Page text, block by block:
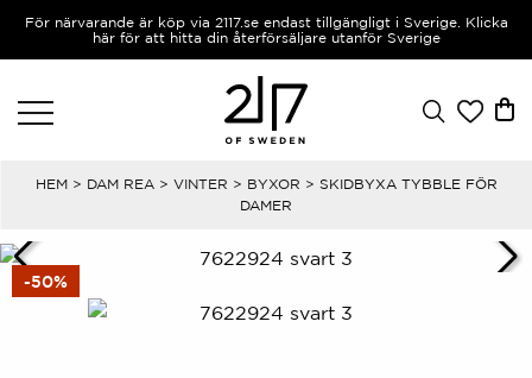
För närvarande är köp via 2117.se endast tillgängligt i Sverige. Klicka
här för att hitta din återförsäljare utanför Sverige
HEM> DAM REA> VINTER > BYXOR > SKIDBYXA TYBBLE FÖR
DAMER
-50%